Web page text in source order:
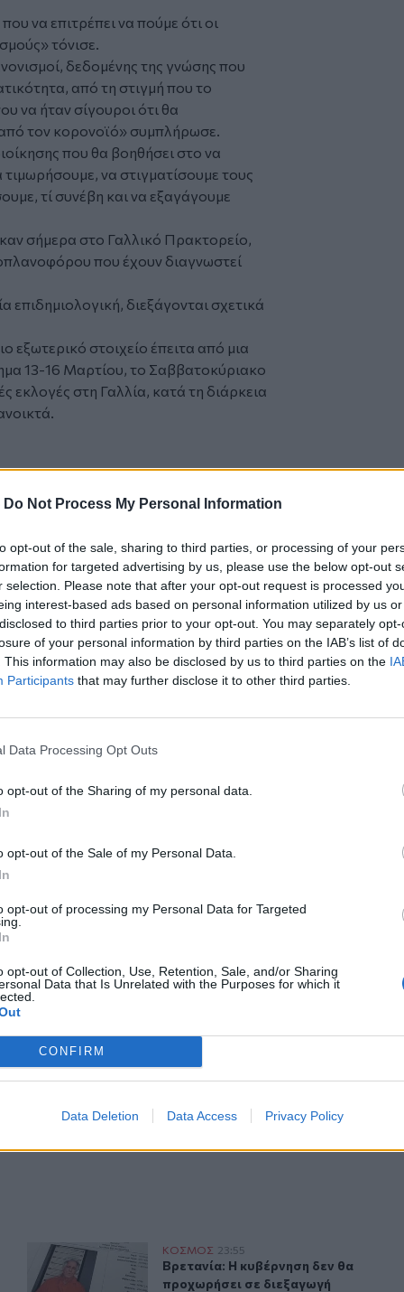
Do Not Process My Personal Information
opt-out of the sale, sharing to third parties, or processing of your
for targeted advertising by us, please use the below opt-out
selection. Please note that after your opt-out request is processed
interest-based ads based on personal information utilized by us
to third parties prior to your opt-out. You may separately
of your personal information by third parties on the IAB’s list of
This information may also be disclosed by us to third parties on the
Participants that may further disclose it to other third parties.
Data Processing Opt Outs
opt-out of the Sharing of my personal data.
opt-out of the Sale of my Personal Data.
opt-out of processing my Personal Data for Targeted
opt-out of Collection, Use, Retention, Sale, and/or Sharing
Data that Is Unrelated with the Purposes for which it
CONFIRM
Data Deletion Data Access Privacy Policy
να επιτρέπει να πούμε ότι οι
τόνισε.
δεδομένης της γνώσης που
από τη στιγμή που το
να ήταν σίγουροι ότι θα
τον κορονοϊό» συμπλήρωσε.
που θα βοηθήσει στο να
τιμωρήσουμε, να στιγματίσουμε τους
τί συνέβη και να εξαγάγουμε
σήμερα στο Γαλλικό Πρακτορείο,
που έχουν διαγνωστεί
επιδημιολογική, διεξάγονται σχετικά
εξωτερικό στοιχείο έπειτα από μια
13-16 Μαρτίου, το Σαββατοκύριακο
εκλογές στη Γαλλία, κατά τη διάρκεια
ηγέτες Ν. Κορέας και Μεξικού
Τομ»
μετανάστες - Φυλακή ή Ελλάδα
Google Newsκαι στοFacebook
μας στοYouTube
Charles-de-Gaulle Γαλλία
του CRETALIVE
πανεπιστημίου στα 18
καθηγητής πανεπιστημίου στα 18 του χρόνια
Βρετανία: Η κυβέρνηση δεν θα προχωρήσει σε
ΚΟΣΜΟΣ 23:55
Βρετανία: Η κυβέρνηση δεν θα
Βρετανία: Η κυβέρνηση δεν θα
προχωρήσει σε διεξαγωγή